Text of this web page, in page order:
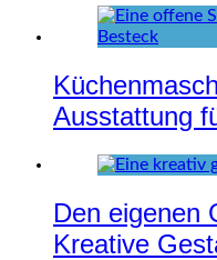
Ausstattung
Den eigenen
Kreative